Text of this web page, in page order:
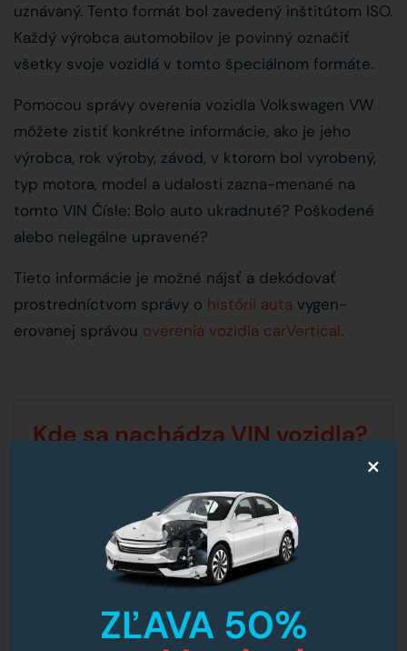
uznávaný. Tento formát bol zavedený inštitútom ISO.
Každý výrobca automobilov je povinný označiť
všetky svoje vozidlá v tomto špeciálnom formáte.
Pomocou správy overenia vozidla Volkswagen VW
môžete zistiť konkrétne informácie, ako je jeho
výrobca, rok výroby, závod, v ktorom bol vyrobený,
typ motora, model a udalosti zazna-menané na
tomto VIN Čísle: Bolo auto ukradnuté? Poškodené
alebo nelegálne upravené?
Tieto informácie je možné nájsť a dekódovať
prostredníctvom správy o histórii auta vygen-
erovanej správou overenia vozidla carVertical.
Kde sa nachádza VIN vozidla?
2. Pod kapotou vedľa západky.
3. Na prednom konci rámu vozidla.
×
ZĽAVA 50%